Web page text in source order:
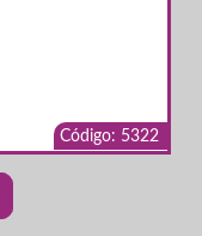
Código: 5322